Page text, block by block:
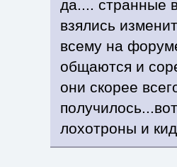
да.... странные
взялись
всему на
общаются и
они скорее
лохотроны и